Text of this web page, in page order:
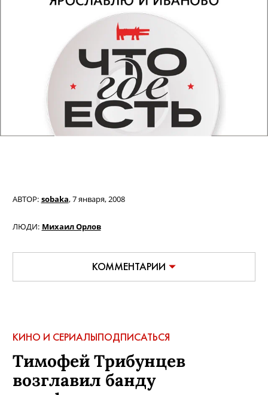
АВТОР: sobaka,7 января, 2008
ЛЮДИ: Михаил Орлов
КОММЕНТАРИИ